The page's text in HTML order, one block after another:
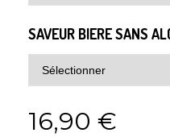
SAVEUR BIERE SANS
16,90 €